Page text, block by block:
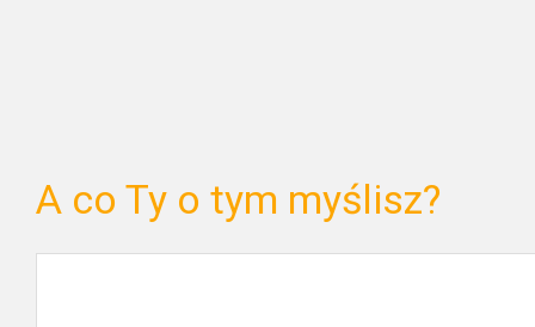
A co Ty o tym myślisz?